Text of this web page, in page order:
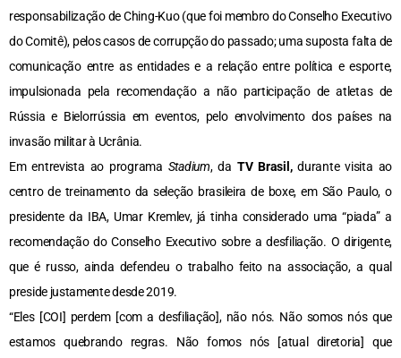
responsabilização de Ching-Kuo (que foi membro do Conselho Executivo
do Comitê), pelos casos de corrupção do passado; uma suposta falta de
comunicação entre as entidades e a relação entre política e esporte,
impulsionada pela recomendação a não participação de atletas de
Rússia e Bielorrússia em eventos, pelo envolvimento dos países na
invasão militar à Ucrânia.
Em entrevista ao programa Stadium, da TV Brasil,durante visita ao
centro de treinamento da seleção brasileira de boxe, em São Paulo, o
presidente da IBA, Umar Kremlev, já tinha considerado uma “piada” a
recomendação do Conselho Executivo sobre a desfiliação. O dirigente,
que é russo, ainda defendeu o trabalho feito na associação, a qual
preside justamente desde 2019.
“Eles [COI] perdem [com a desfiliação], não nós. Não somos nós que
estamos quebrando regras. Não fomos nós [atual diretoria] que